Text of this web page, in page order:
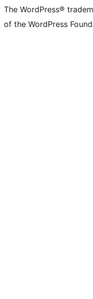
The WordPress®
of the WordPress